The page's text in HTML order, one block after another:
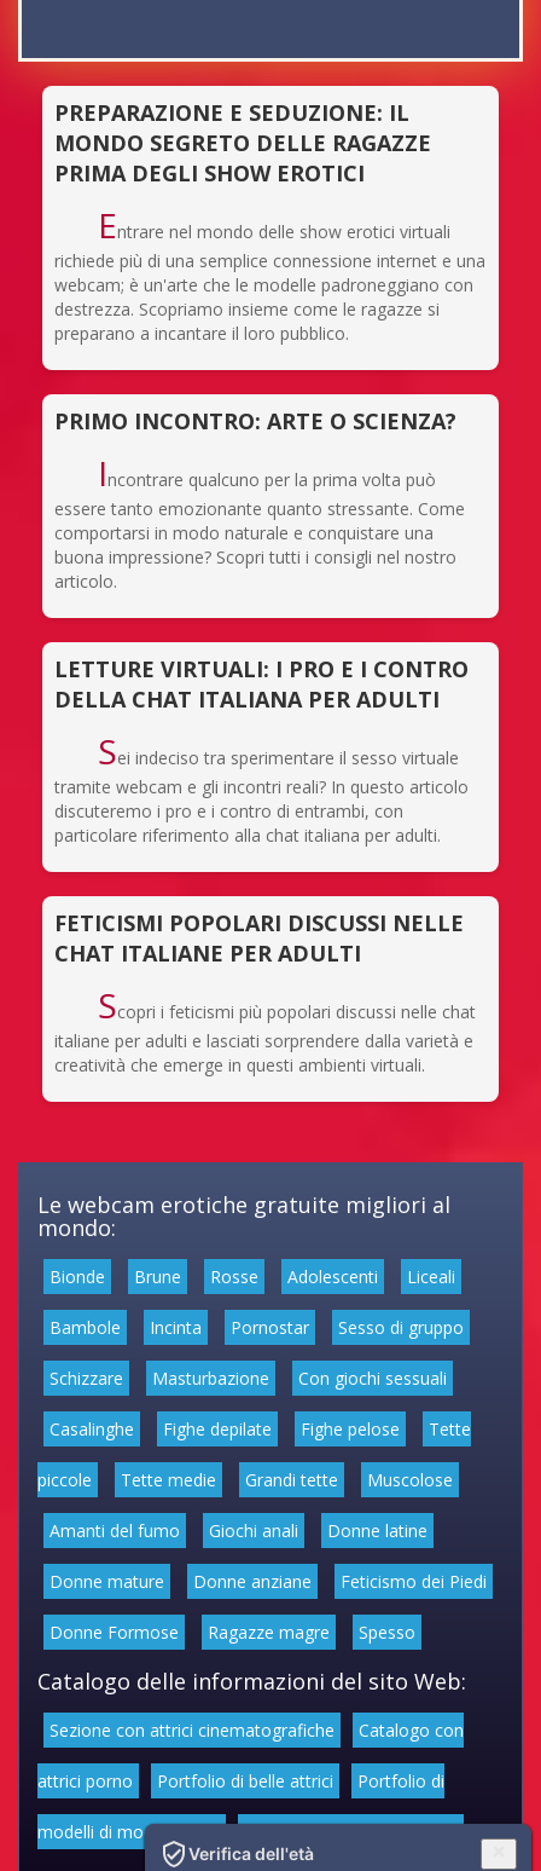
PREPARAZIONE E SEDUZIONE: IL
MONDO SEGRETO DELLE RAGAZZE
PRIMA DEGLI SHOW EROTICI
Entrare nel mondo delle show erotici virtuali
richiede più di una semplice connessione internet e una
webcam; è un'arte che le modelle padroneggiano con
destrezza. Scopriamo insieme come le ragazze si
preparano a incantare il loro pubblico.
PRIMO INCONTRO: ARTE O SCIENZA?
Incontrare qualcuno per la prima volta può
essere tanto emozionante quanto stressante. Come
comportarsi in modo naturale e conquistare una
buona impressione? Scopri tutti i consigli nel nostro
articolo.
LETTURE VIRTUALI: I PRO E I CONTRO
DELLA CHAT ITALIANA PER ADULTI
Sei indeciso tra sperimentare il sesso virtuale
tramite webcam e gli incontri reali? In questo articolo
discuteremo i pro e i contro di entrambi, con
particolare riferimento alla chat italiana per adulti.
FETICISMI POPOLARI DISCUSSI NELLE
CHAT ITALIANE PER ADULTI
Scopri i feticismi più popolari discussi nelle chat
italiane per adulti e lasciati sorprendere dalla varietà e
creatività che emerge in questi ambienti virtuali.
Le webcam erotiche gratuite migliori al
mondo:
Bionde Brune Rosse Adolescenti Liceali
Bambole Incinta Pornostar Sesso di gruppo
Schizzare Masturbazione Con giochi sessuali
Casalinghe Fighe depilate Fighe pelose Tette
piccole Tette medie Grandi tette Muscolose
Amanti del fumo Giochi anali Donne latine
Donne mature Donne anziane Feticismo dei Piedi
Donne Formose Ragazze magre Spesso
Catalogo delle informazioni del sito Web:
Sezione con attrici cinematografiche Catalogo con
attrici porno Portfolio di belle attrici Portfolio di
modelli di moda volgari
Verifica dell'età